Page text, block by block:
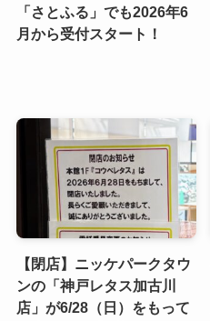
「さとふる」でも2026年6
月から受付スタート！
【閉店】ニッケパークタウ
ンの「神戸レタス加古川
店」が6/28（日）をもって